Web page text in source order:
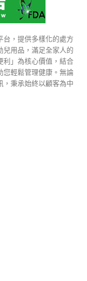
台，提供多樣化的處方
兒用品，滿足全家人的
利」為核心價值，結合
您輕鬆管理健康。無論
，秉承始終以顧客為中